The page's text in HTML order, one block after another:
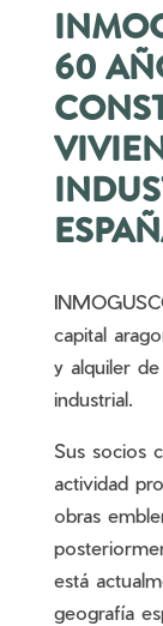
60
capital
y alquiler
industrial.
Sus socios
actividad
obras
está
geografía